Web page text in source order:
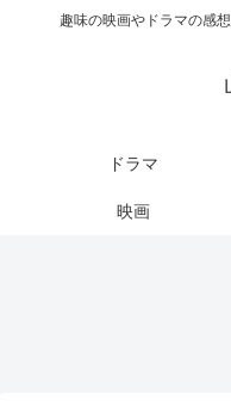
趣味の映画やドラマの感
ドラマ
映画